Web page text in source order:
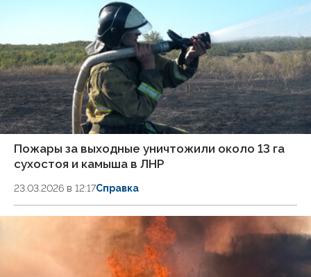
Пожары за выходные уничтожили около 13 га
сухостоя и камыша в ЛНР
23.03.2026 в 12:17Справка